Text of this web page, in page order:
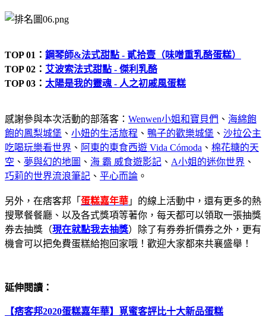
TOP 01： 鋼琴師&法式甜點 - 貳拾壹（味噌重乳酪蛋糕）
TOP 02： 艾波索法式甜點 - 傑利乳酪
TOP 03： 太陽是我的靈魂 - 人之初戚風蛋糕
感謝參與本次活動的部落客： Wenwen小姐和寶貝們 、 海綿飽
飽的鳳梨城堡 、 小妞的生活旅程 、 鴨子的歡樂城堡 、 沙拉公主
吃喝玩樂看世界 、 阿東的東食西遊 Vida Cómoda 、 棉花糖的天
空 、 夢與幻的地圖 、 海 霸 威食遊影記 、 A小姐的迷你世界 、
巧莉的世界流浪筆記 、 平心而論 。
另外，在痞客邦「 蛋糕嘉年華 」的線上活動中，還有更多的熱
搜聚餐餐廳、以及各式獎項等著你，每天都可以領取一張抽獎
券去抽獎（現在就點我去抽獎）除了有券券折價券之外，更有
機會可以把免費蛋糕給抱回家哦！歡迎大家都來共襄盛舉！
延伸閱讀：
【痞客邦2020蛋糕嘉年華】覓蜜客評比十大新品蛋糕